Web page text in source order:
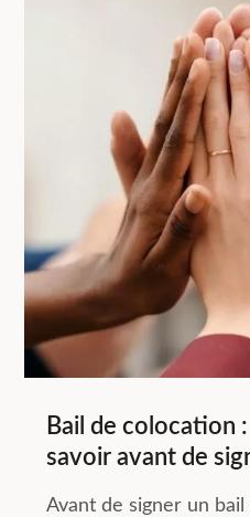
Bail de colocation
savoir avant de
Avant de signer un